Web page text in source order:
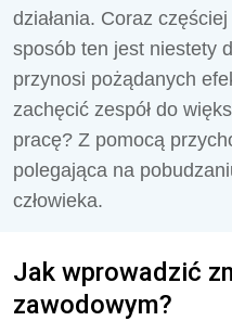
działania. Coraz
sposób ten jest niestety
przynosi pożądanych
zachęcić zespół do
pracę? Z pomocą
polegająca na
człowieka.
Jak wprowadzić
zawodowym?